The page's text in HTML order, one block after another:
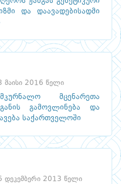
და დაავადებისადმი
მაისი 2016 წელი
მცენარეთა
გამოვლინება და
საქართველოში
დეკემბერი 2013 წელი